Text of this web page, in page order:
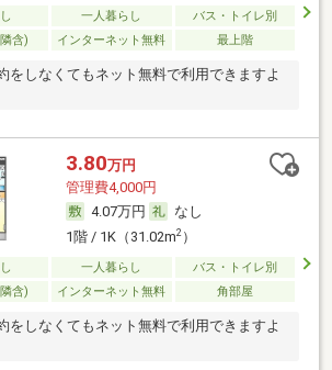
一人暮らし
バス・トイレ別
含)
インターネット無料 最上階
をしなくてもネット無料で利用できますよ
3.80万円
管理費4,000円
4.07万円
なし
1階 / 1K（31.02m2）
一人暮らし
バス・トイレ別
含)
インターネット無料 角部屋
をしなくてもネット無料で利用できますよ